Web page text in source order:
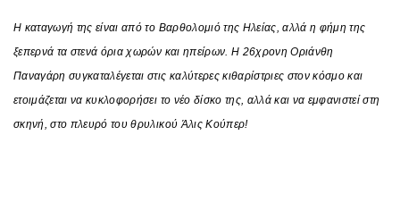
Η καταγωγή της είναι από το Βαρθολομιό της Ηλείας, αλλά η φήμη της
ξεπερνά τα στενά όρια χωρών και ηπείρων. Η 26χρονη Οριάνθη
Παναγάρη συγκαταλέγεται στις καλύτερες κιθαρίστριες στον κόσμο και
ετοιμάζεται να κυκλοφορήσει το νέο δίσκο της, αλλά και να εμφανιστεί στη
σκηνή, στο πλευρό του θρυλικού Άλις Κούπερ!